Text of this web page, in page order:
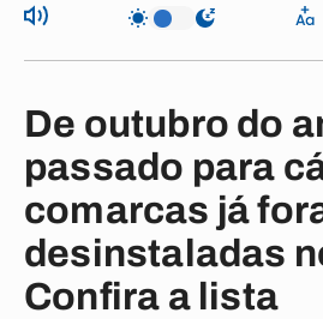
De outubro do
passado para
comarcas já
desinstaladas
Confira a lista